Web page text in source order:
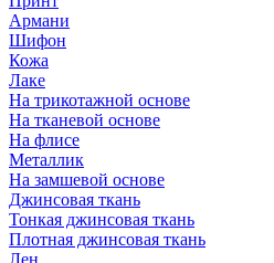
Армани
Шифон
Кожа
Лаке
На трикотажной основе
На тканевой основе
На флисе
Металлик
На замшевой основе
Джинсовая ткань
Тонкая джинсовая ткань
Плотная джинсовая ткань
Лен